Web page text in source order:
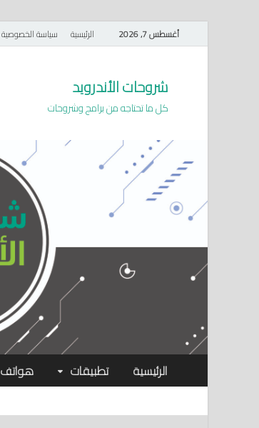
أغسطس 7, 2026 الرئيسية سياسة الخصوصية
شروحات الأندرويد
كل ما تحتاجه من برامج وشروحات
الرئيسية تطبيقات هواتف